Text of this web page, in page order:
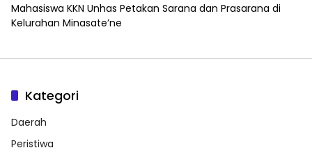
Mahasiswa KKN Unhas Petakan Sarana dan Prasarana di
Kelurahan Minasate’ne
Kategori
Daerah
Peristiwa